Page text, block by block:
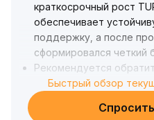
краткосрочный рост
обеспечивает
поддержку, а после
сформировался четкий
Рекомендуется
откатах в диапазоне
В случае уверенного
откроется
Быстрый обзор